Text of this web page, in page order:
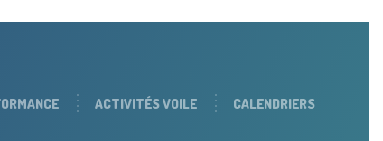
ACTIVITÉS VOILE CALENDRIERS